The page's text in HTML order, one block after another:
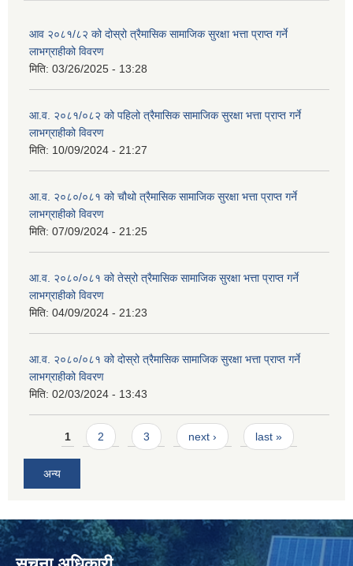
आव २०८१/८२ को दोस्रो त्रैमासिक सामाजिक सुरक्षा भत्ता प्राप्त गर्ने
लाभग्राहीको विवरण
मिति: 03/26/2025 - 13:28
आ.व. २०८१/०८२ को पहिलो त्रैमासिक सामाजिक सुरक्षा भत्ता प्राप्त गर्ने
लाभग्राहीको विवरण
मिति: 10/09/2024 - 21:27
आ.व. २०८०/०८१ को चौथो त्रैमासिक सामाजिक सुरक्षा भत्ता प्राप्त गर्ने
लाभग्राहीको विवरण
मिति: 07/09/2024 - 21:25
आ.व. २०८०/०८१ को तेस्रो त्रैमासिक सामाजिक सुरक्षा भत्ता प्राप्त गर्ने
लाभग्राहीको विवरण
मिति: 04/09/2024 - 21:23
आ.व. २०८०/०८१ को दोस्रो त्रैमासिक सामाजिक सुरक्षा भत्ता प्राप्त गर्ने
लाभग्राहीको विवरण
मिति: 02/03/2024 - 13:43
Pages
1 2 3 next › last »
अन्य